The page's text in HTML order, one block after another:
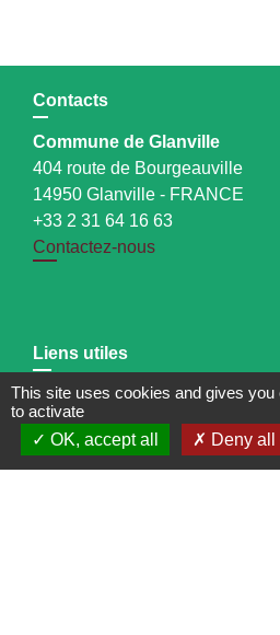
Contacts
Commune de Glanville
404 route de Bourgeauville
14950 Glanville - FRANCE
+33 2 31 64 16 63
Contactez-nous
Liens utiles
COMMUNAUTE DE
CLIC du Pays d'Auge Nord
MAISON FRANCE SERVICES
This site uses cookies and gives
to activate
OK, accept all
Deny